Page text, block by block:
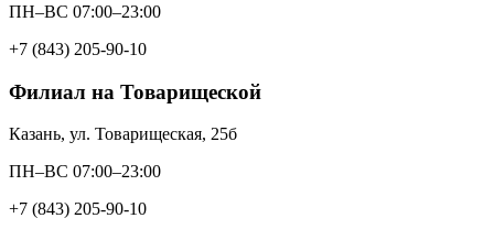
ПН–ВС 07:00–23:00
+7 (843) 205-90-10
Филиал на Товарищеской
Казань, ул. Товарищеская, 25б
ПН–ВС 07:00–23:00
+7 (843) 205-90-10